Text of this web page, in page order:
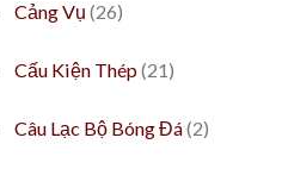
Cảng Vụ (26)
Cấu Kiện Thép (21)
Câu Lạc Bộ Bóng Đá(2)